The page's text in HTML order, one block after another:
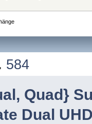
584
Quad}
Dual